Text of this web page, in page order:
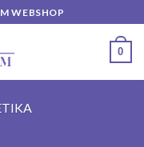
WEBSHOP
0